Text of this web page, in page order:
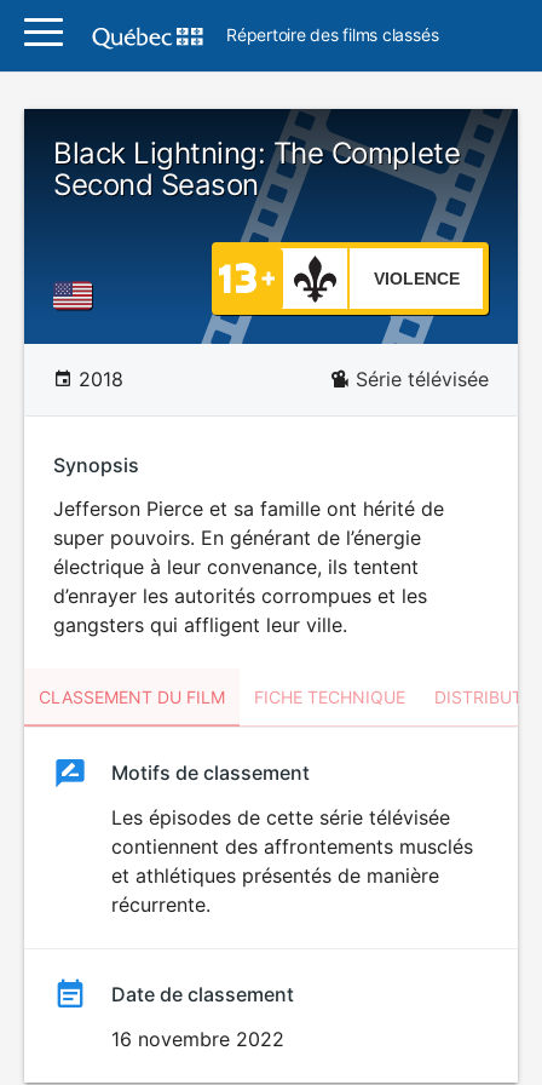
Répertoire des films classés
Black Lightning: The Complete
Second Season
VIOLENCE
2018 Série télévisée
Synopsis
Jefferson Pierce et sa famille ont hérité de
super pouvoirs. En générant de l’énergie
électrique à leur convenance, ils tentent
d’enrayer les autorités corrompues et les
gangsters qui affligent leur ville.
CLASSEMENT DU FILM FICHE TECHNIQUE
ClassementClassement
VIOLENCE
Motifs de classement
Les épisodes de cette série télévisée
contiennent des affrontements musclés
et athlétiques présentés de manière
récurrente.
Date de classement
16 novembre 2022